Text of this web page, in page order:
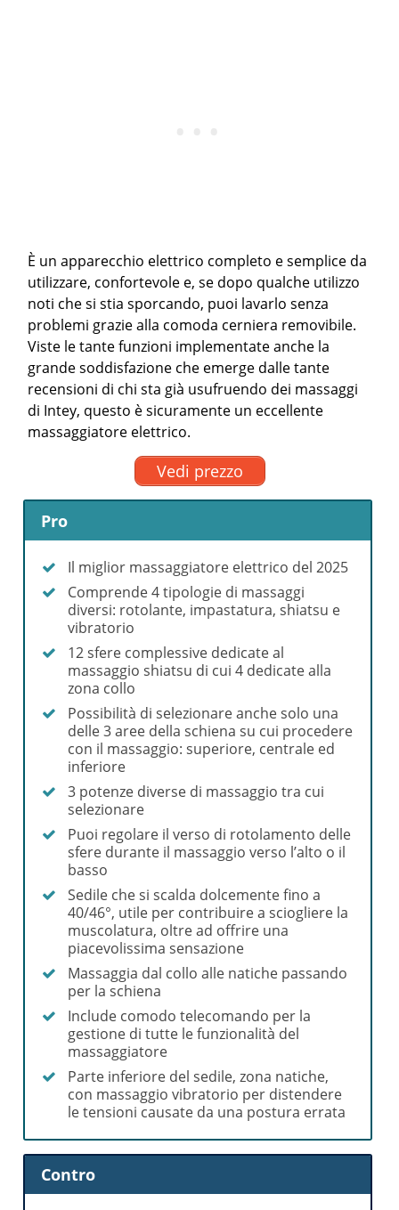
È un apparecchio elettrico completo e semplice da
utilizzare, confortevole e, se dopo qualche utilizzo
noti che si stia sporcando, puoi lavarlo senza
problemi grazie alla comoda cerniera removibile.
Viste le tante funzioni implementate anche la
grande soddisfazione che emerge dalle tante
recensioni di chi sta già usufruendo dei massaggi
di Intey, questo è sicuramente un eccellente
massaggiatore elettrico.
Vedi prezzo
Pro
Il miglior massaggiatore elettrico del 2025
Comprende 4 tipologie di massaggi
diversi: rotolante, impastatura, shiatsu e
vibratorio
12 sfere complessive dedicate al
massaggio shiatsu di cui 4 dedicate alla
zona collo
Possibilità di selezionare anche solo una
delle 3 aree della schiena su cui procedere
con il massaggio: superiore, centrale ed
inferiore
3 potenze diverse di massaggio tra cui
selezionare
Puoi regolare il verso di rotolamento delle
sfere durante il massaggio verso l’alto o il
basso
Sedile che si scalda dolcemente fino a
40/46°, utile per contribuire a sciogliere la
muscolatura, oltre ad offrire una
piacevolissima sensazione
Massaggia dal collo alle natiche passando
per la schiena
Include comodo telecomando per la
gestione di tutte le funzionalità del
massaggiatore
Parte inferiore del sedile, zona natiche,
con massaggio vibratorio per distendere
le tensioni causate da una postura errata
Contro